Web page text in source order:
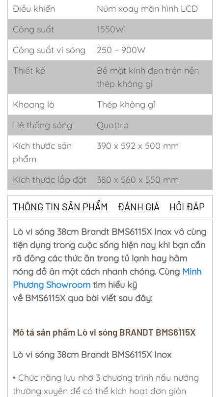
Ðiều khiển
Núm xoay màn hình LCD
Công suất
1550W
Công suất vi sóng
250 – 900W
Thiết kế
Bề mặt kính đen trên nền
thép không gỉ
Khoang lò
Thép không gỉ
Hệ thống sóng
Quattro
Kích thước sản
phẩm
390 x 592 x 500 mm
Kích thước lắp đặt 380 x 560 x 550 mm
THÔNG TIN SẢN PHẨM ĐÁNH GIÁ HỎI ĐÁP
Lò vi sóng 38cm Brandt BMS6115X Inox vô cùng
tiện dụng trong cuộc sống hiện nay khi bạn cần
rã đông các thức ăn trong tủ lạnh hay hâm
nóng đồ ăn một cách nhanh chóng. Cùng Minh
Phương Showroom tìm hiểu kỹ
về BMS6115X qua bài viết sau đây:
Mô tả sản phẩm Lò vi sóng BRANDT BMS6115X
Lò vi sóng 38cm Brandt BMS6115X Inox
• Chức năng lưu nhớ 3 chương trình nấu nướng
thường xuyên để có thể kích hoạt đơn giản